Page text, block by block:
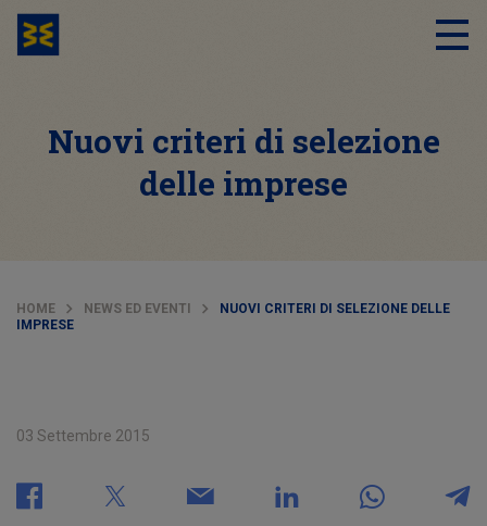
Nuovi criteri di selezione
delle imprese
HOME NEWS ED EVENTI
NUOVI CRITERI DI SELEZIONE DELLE
IMPRESE
03 Settembre 2015